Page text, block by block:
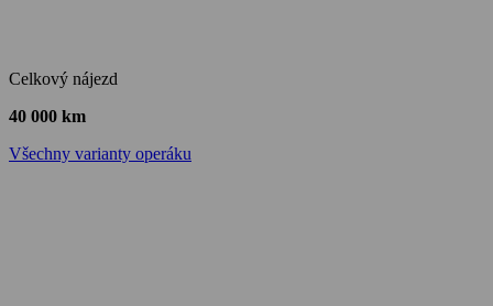
Celkový nájezd
40 000 km
Všechny varianty operáku